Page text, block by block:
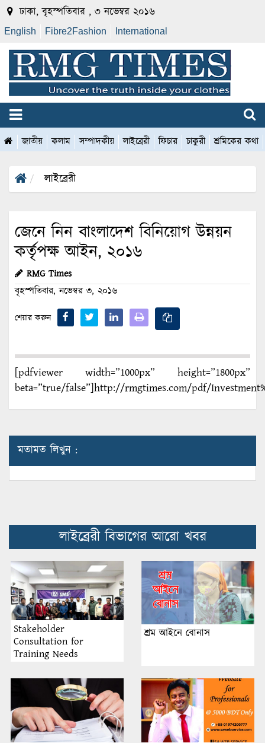
ঢাকা, বৃহস্পতিবার , ৩ নভেম্বর ২০১৬
English Fibre2Fashion International
জাতীয় কলাম সম্পাদকীয় লাইব্রেরী ফিচার চাকুরী শ্রমিকের কথা
লাইব্রেরী
জেনে নিন বাংলাদেশ বিনিয়োগ উন্নয়ন
কর্তৃপক্ষ আইন, ২০১৬
RMG Times
বৃহস্পতিবার, নভেম্বর ৩, ২০১৬
শেয়ার করুন
[pdfviewer width=”1000px” height=”1800px”
beta=”true/false”]http://rmgtimes.com/pdf/
মতামত লিখুন :
লাইব্রেরী বিভাগের আরো খবর
Stakeholder
Consultation for
Training Needs
Dhaka by Sustainable
Management System Inc.
শ্রম আইনে বোনাস